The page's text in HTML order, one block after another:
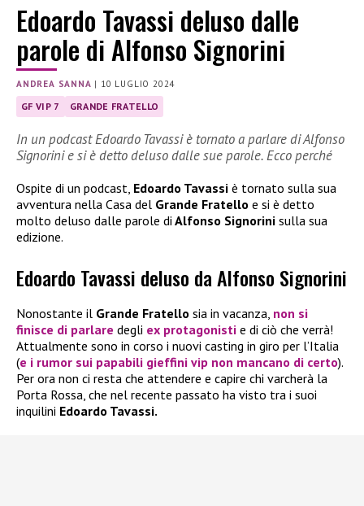
Edoardo Tavassi deluso dalle
parole di Alfonso Signorini
ANDREA SANNA | 10 LUGLIO 2024
GF VIP 7 GRANDE FRATELLO
In un podcast Edoardo Tavassi è tornato a parlare di Alfonso
Signorini e si è detto deluso dalle sue parole. Ecco perché
Ospite di un podcast, Edoardo Tavassi è tornato sulla sua
avventura nella Casa del Grande Fratello e si è detto
molto deluso dalle parole di Alfonso Signorini sulla sua
edizione.
Edoardo Tavassi deluso da Alfonso Signorini
Nonostante il Grande Fratello sia in vacanza, non si
finisce di parlare degli ex protagonisti e di ciò che verrà!
Attualmente sono in corso i nuovi casting in giro per l’Italia
(e i rumor sui papabili gieffini vip non mancano di certo).
Per ora non ci resta che attendere e capire chi varcherà la
Porta Rossa, che nel recente passato ha visto tra i suoi
inquilini Edoardo Tavassi.